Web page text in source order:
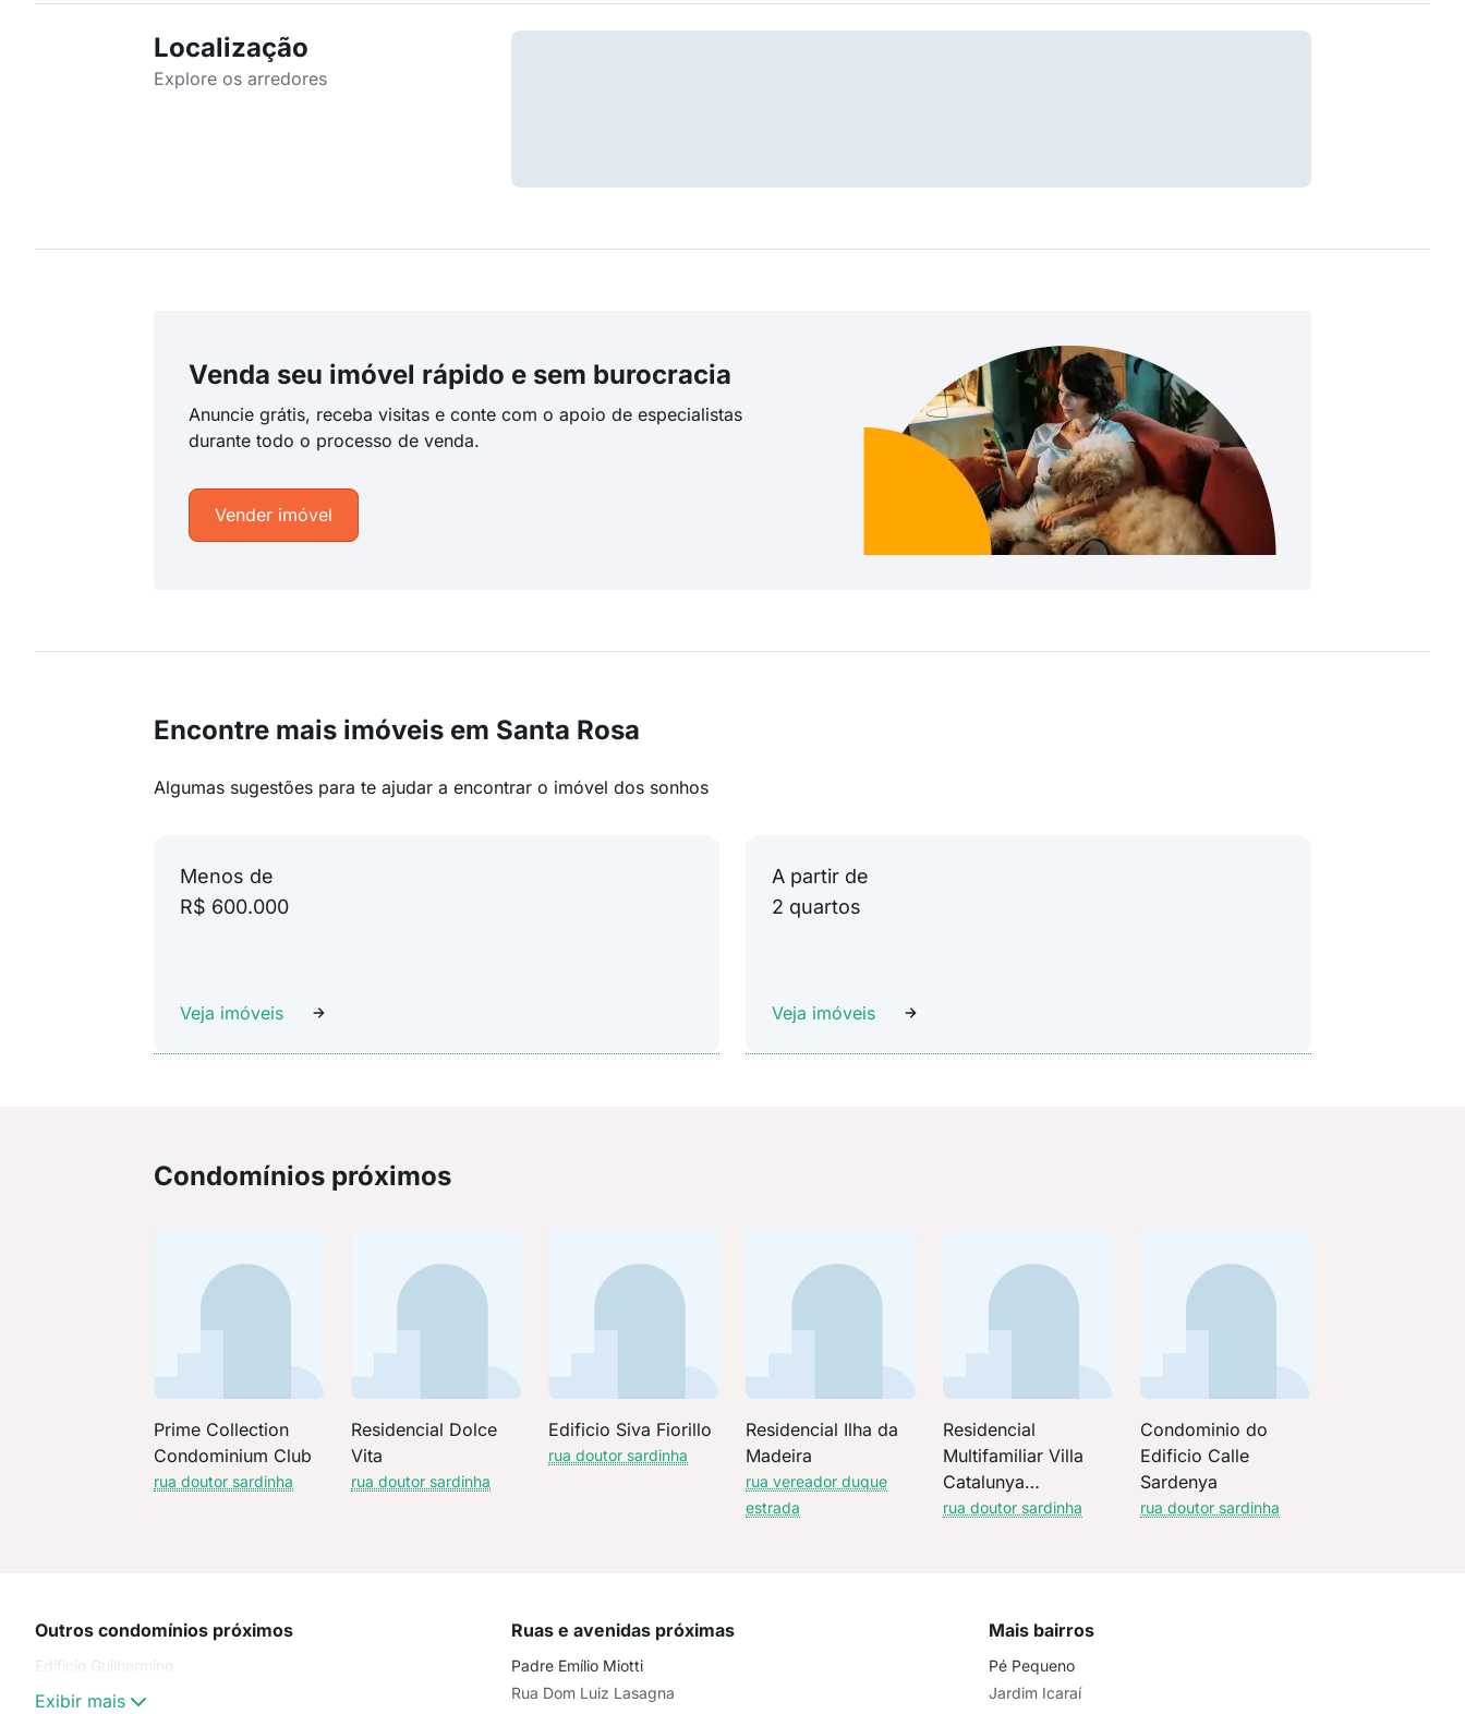
Localização
Explore os arredores
Venda seu imóvel rápido e sem burocracia
Anuncie grátis, receba visitas e conte com o apoio de especialistas
durante todo o processo de venda.
Vender imóvel
Encontre mais imóveis em Santa Rosa
Algumas sugestões para te ajudar a encontrar o imóvel dos sonhos
Menos de
R$ 600.000
Veja imóveis
A partir de
2 quartos
Veja imóveis
Condomínios próximos
Prime Collection
Condominium Club
rua doutor sardinha
Residencial Dolce
Vita
rua doutor sardinha
Edificio Siva Fiorillo
rua doutor sardinha
Residencial Ilha da
Madeira
rua vereador duque
estrada
Residencial
Multifamiliar Villa
Catalunya
Residencial
rua doutor sardinha
Condominio do
Edificio Calle
Sardenya
rua doutor sardinha
Outros condomínios próximos
Edificio Guilhermino
Exibir mais
Ruas e avenidas próximas
Padre Emílio Miotti
Rua Dom Luiz Lasagna
Mais bairros
Pé Pequeno
Jardim Icaraí